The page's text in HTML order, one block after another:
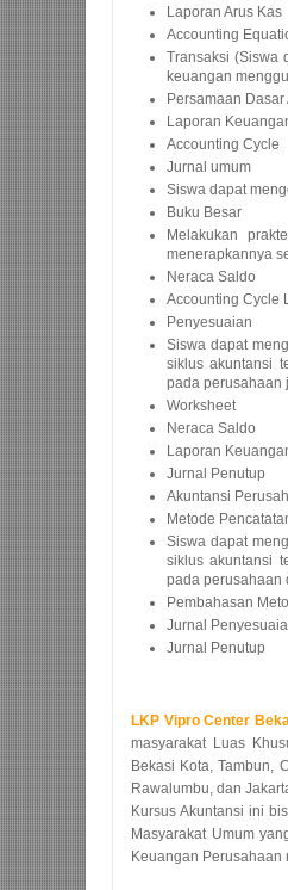
Laporan Arus Kas
Accounting
Transaksi (Siswa
keuangan
Persamaan Dasar
Laporan
Accounting Cycle
Jurnal umum
Siswa dapat
Buku Besar
Melakukan
menerapkannya
Neraca Saldo
Accounting Cycle
Penyesuaian
Siswa dapat
siklus akuntansi
pada perusahaan
Worksheet
Neraca Saldo
Laporan
Jurnal Penutup
Akuntansi
Metode
Siswa dapat
siklus akuntansi
pada perusahaan
Pembahasan
Jurnal
Jurnal Penutup
LKP Vipro Center
masyarakat Luas
Bekasi Kota, Tambun,
Rawalumbu, dan
Kursus Akuntansi ini
Masyarakat Umum
Keuangan